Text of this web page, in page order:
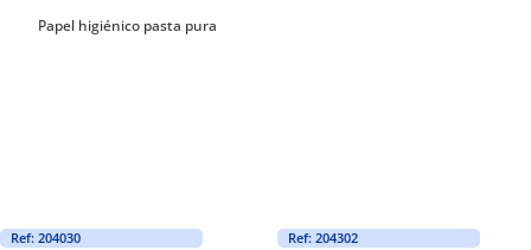
Papel higiénico pasta pura
Ref: 204030 Ref: 204302